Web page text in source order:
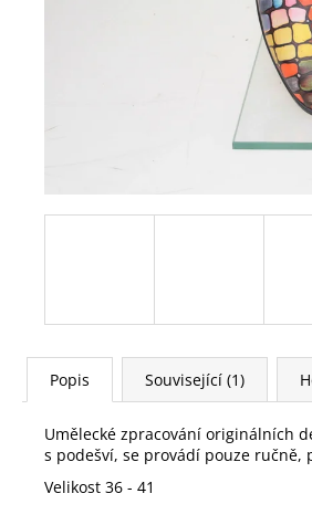
Popis Související (1)
Umělecké zpracování originálních
s podešví, se provádí pouze ručně,
Velikost 36 - 41